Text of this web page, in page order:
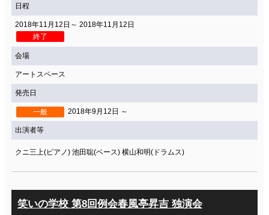
日程
2018年11月12日～ 2018年11月12日
終了
会場
アートスペース
発売日
一般 2018年9月12日 ～
出演者等
クニ三上(ピアノ) 池田聡(ベース) 横山和明(ドラムス)
笑いの学校 第8回例会春風亭昇吉 独演会